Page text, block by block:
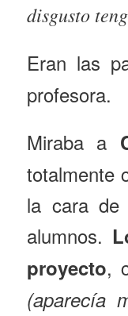
disgusto
Eran las
profesora.
Miraba a
totalmente
la cara de
alumnos.
proyecto,
(aparecía